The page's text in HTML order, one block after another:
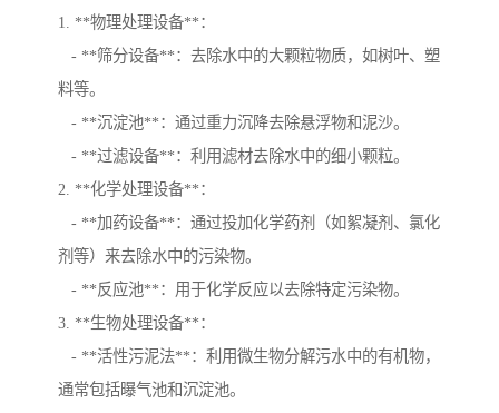
1. **物理处理设备**：
- **筛分设备**：去除水中的大颗粒物质，如树叶、塑
料等。
- **沉淀池**：通过重力沉降去除悬浮物和泥沙。
- **过滤设备**：利用滤材去除水中的细小颗粒。
2. **化学处理设备**：
- **加药设备**：通过投加化学药剂（如絮凝剂、氯化
剂等）来去除水中的污染物。
- **反应池**：用于化学反应以去除特定污染物。
3. **生物处理设备**：
- **活性污泥法**：利用微生物分解污水中的有机物，
通常包括曝气池和沉淀池。